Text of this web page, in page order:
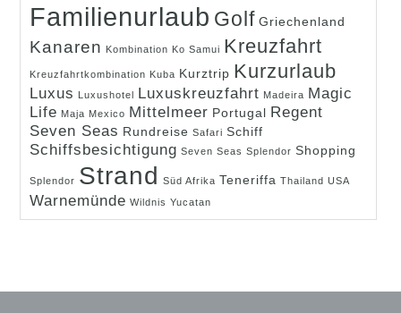
Familienurlaub Golf Griechenland
Kanaren Kombination Ko Samui Kreuzfahrt
Kreuzfahrtkombination Kuba Kurztrip Kurzurlaub
Luxus Luxushotel Luxuskreuzfahrt Madeira Magic
Life Maja Mexico Mittelmeer Portugal Regent
Seven Seas Rundreise Safari Schiff
Schiffsbesichtigung Seven Seas Splendor Shopping
Splendor Strand Süd Afrika Teneriffa Thailand USA
Warnemünde Wildnis Yucatan